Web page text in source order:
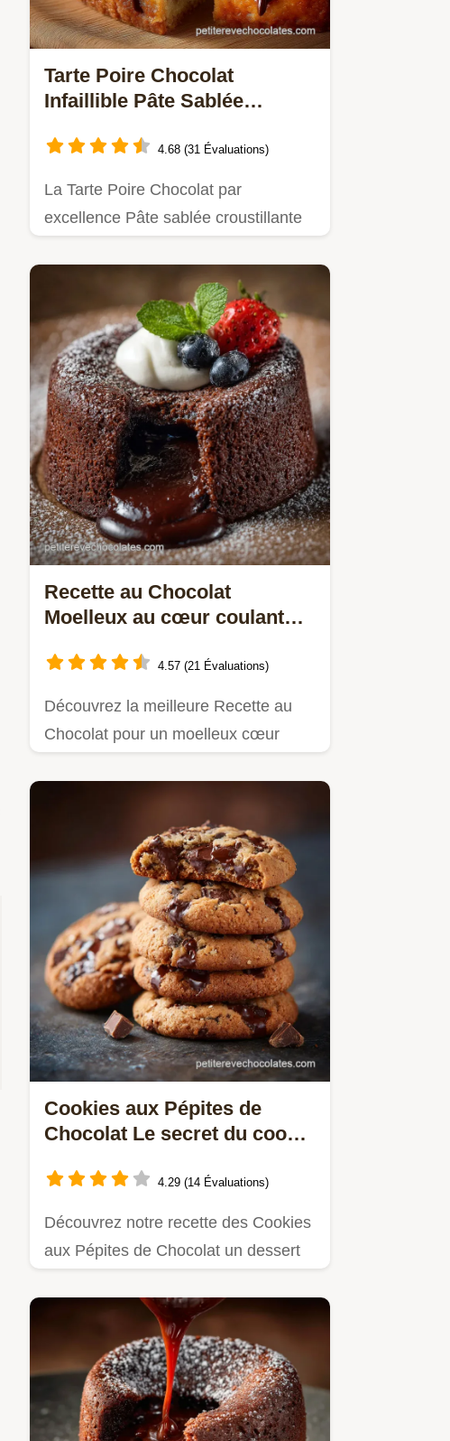
Tarte Poire Chocolat
Infaillible Pâte Sablée
4.68 (31 Évaluations)
La Tarte Poire Chocolat par
excellence Pâte sablée croustillante
Recette au Chocolat
Moelleux au cœur coulant
4.57 (21 Évaluations)
Découvrez la meilleure Recette au
Chocolat pour un moelleux cœur
Cookies aux Pépites de
Chocolat Le secret du cookie
4.29 (14 Évaluations)
Découvrez notre recette des Cookies
aux Pépites de Chocolat un dessert